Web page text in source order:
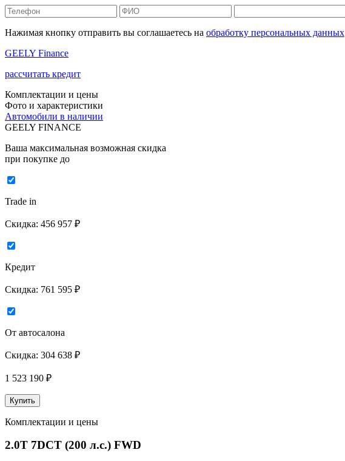
Нажимая кнопку отправить вы соглашаетесь на обработку персональных данных
GEELY Finance
рассчитать кредит
Комплектации и цены
Фото и характеристики
Автомобили в наличии
GEELY FINANCE
Ваша максимальная возможная скидка
при покупке до
Trade in
Скидка: 456 957 ₽
Кредит
Скидка: 761 595 ₽
От автосалона
Скидка: 304 638 ₽
1 523 190 ₽
Купить
Комплектации и цены
2.0T 7DCT (200 л.с.) FWD